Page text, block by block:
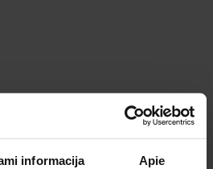
informacija Apie